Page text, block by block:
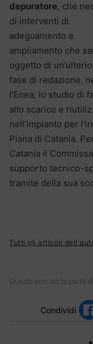
depuratore, che
di interventi di
adeguamento e
ampliamento che
oggetto di
fase di redazione,
l’Enea, lo studio di
allo scarico e
nell’impianto per
Piana di Catania.
Catania il
supporto tecnico-
tramite della sua
Tutti gli articoli
Questo articolo fa parte
Condividi